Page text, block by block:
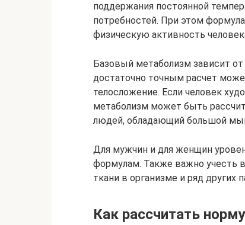
поддержания постоянной
потребностей. При этом
физическую активность
Базовый метаболизм зависит
достаточно точным расчет
телосложение. Если человек
метаболизм может быть
людей, обладающий большой
Для мужчин и для женщин
формулам. Также важно учесть
ткани в организме и ряд других
Как рассчитать